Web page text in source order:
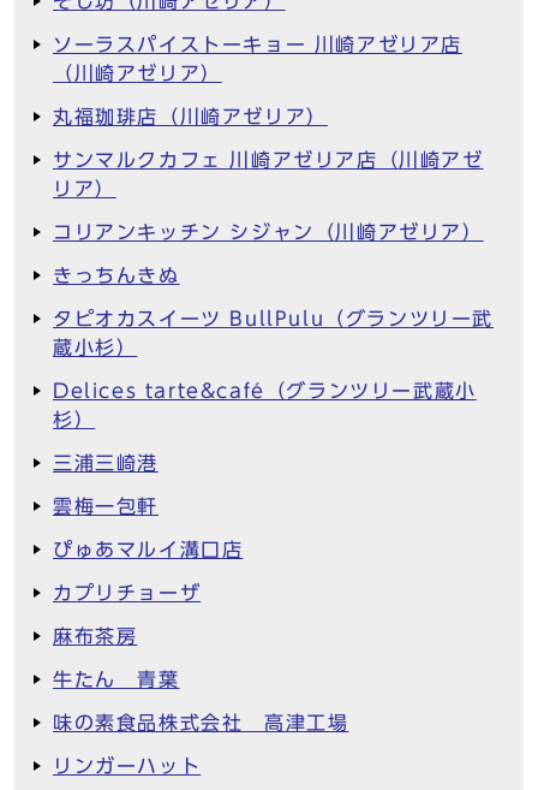
ソーラスパイストーキョー 川崎アゼリア店
（川崎アゼリア）
丸福珈琲店（川崎アゼリア）
サンマルクカフェ 川崎アゼリア店（川崎アゼ
リア）
コリアンキッチン シジャン（川崎アゼリア）
きっちんきぬ
タピオカスイーツ BullPulu（グランツリー武
蔵小杉）
Delices tarte&café（グランツリー武蔵小
杉）
三浦三崎港
雲梅一包軒
ぴゅあマルイ溝口店
カプリチョーザ
麻布茶房
牛たん 青葉
味の素食品株式会社 高津工場
リンガーハット